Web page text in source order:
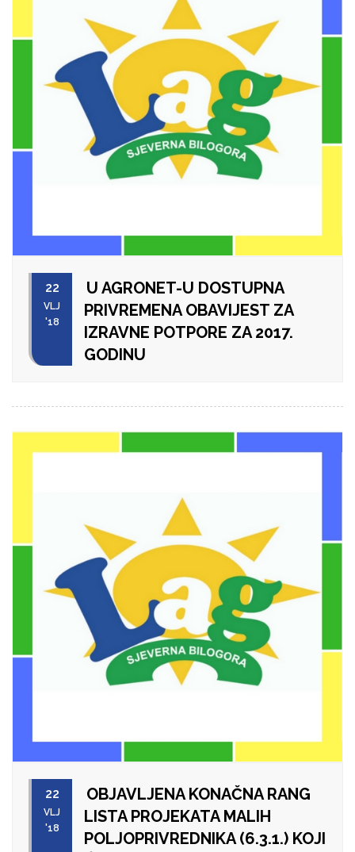
22
VLJ
'18
U AGRONET-U DOSTUPNA
PRIVREMENA OBAVIJEST ZA
IZRAVNE POTPORE ZA 2017.
GODINU
22
VLJ
'18
OBJAVLJENA KONAČNA RANG
LISTA PROJEKATA MALIH
POLJOPRIVREDNIKA (6.3.1.) KOJI